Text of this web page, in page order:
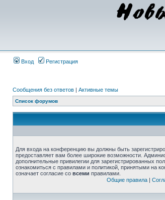
Вход Регистрация
Сообщения без ответов | Активные темы
Список форумов
Для входа на конференцию вы должны быть
предоставляет вам более широкие возможности.
дополнительные привилегии для зарегистрированных
ознакомиться с правилами и политикой, принятыми на
означает согласие со всеми правилами.
Общие правила|